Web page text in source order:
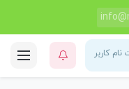
نام کاربر